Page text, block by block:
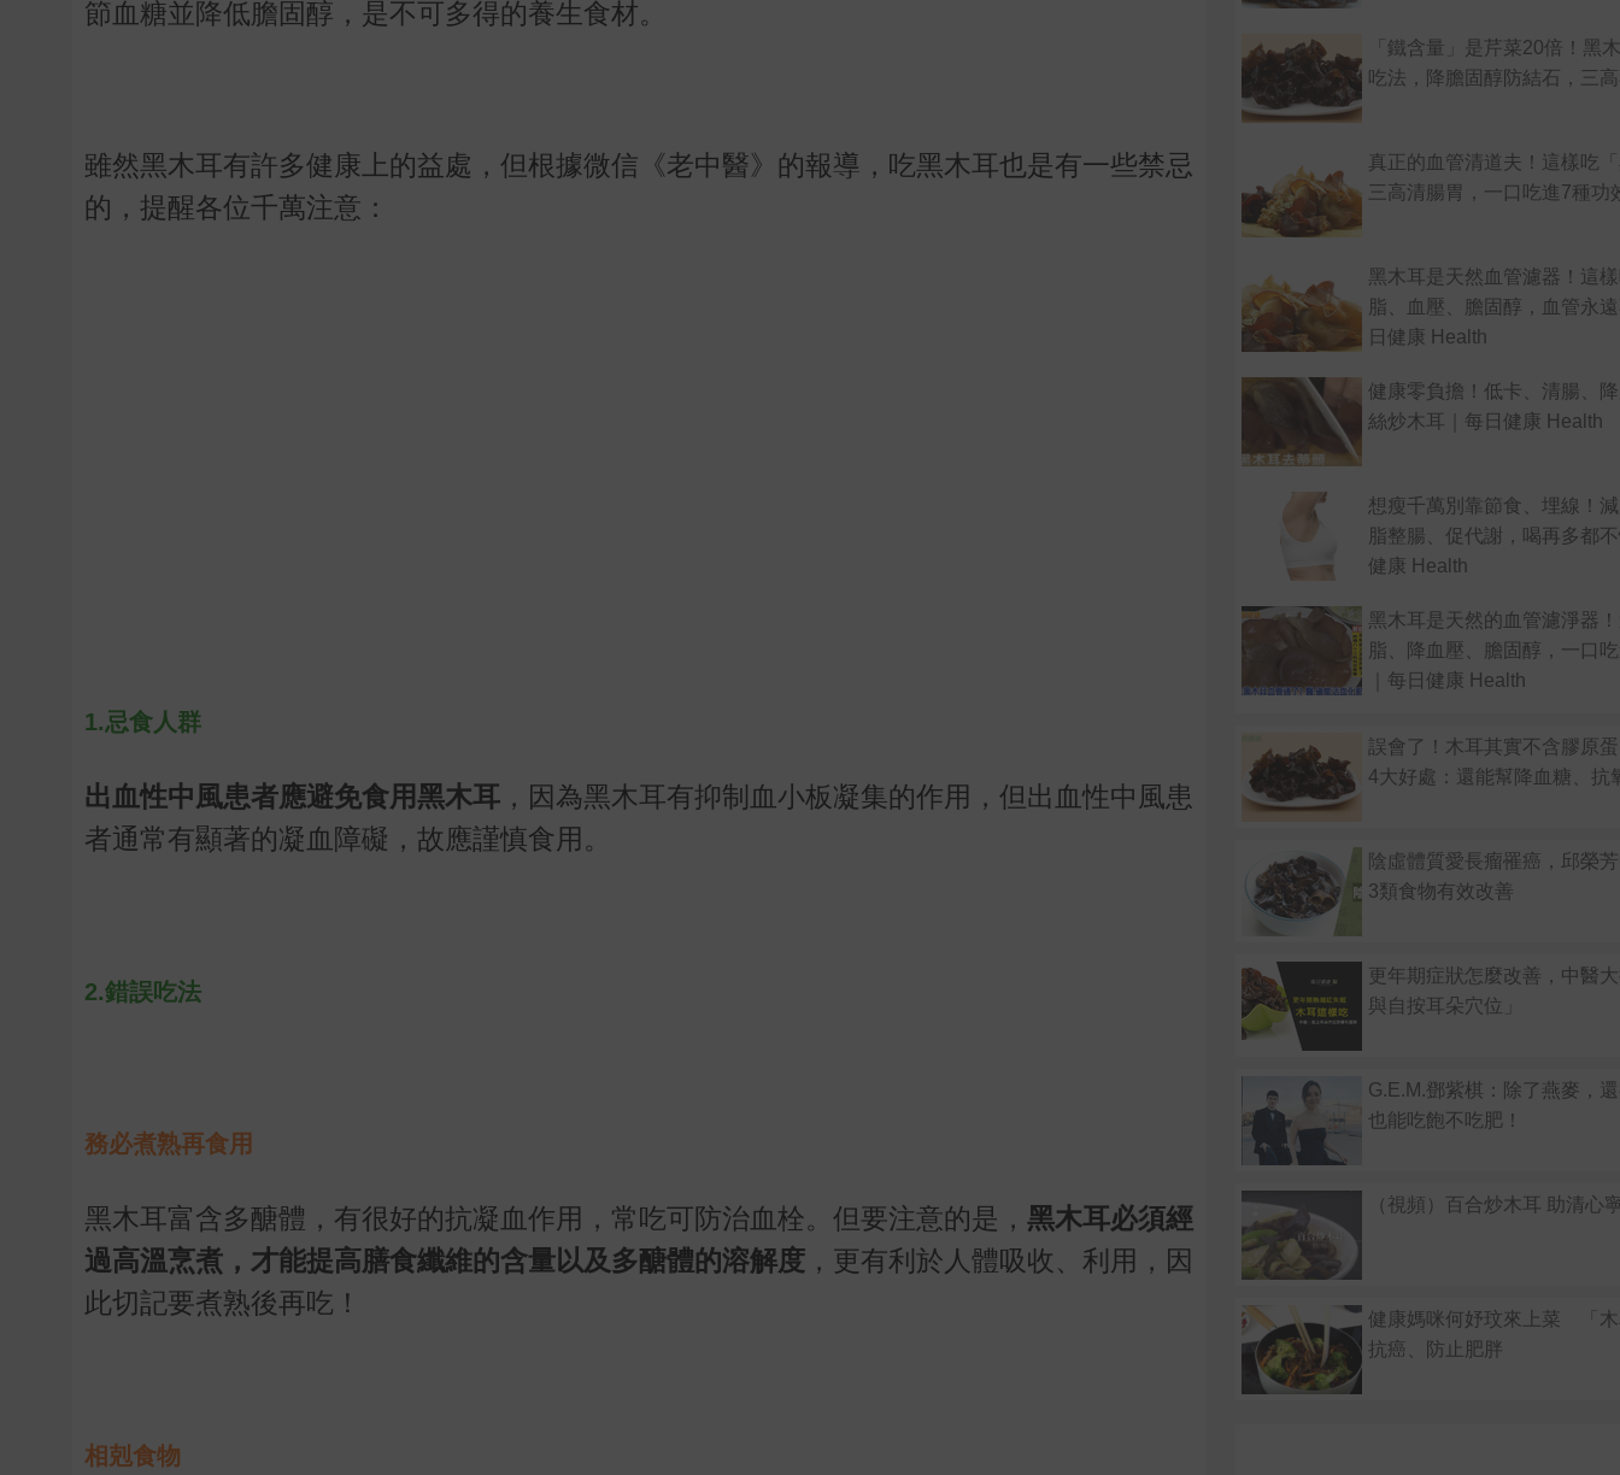
節血糖並降低膽固醇，是不可多得的養生食材。
雖然黑木耳有許多健康上的益處，但根據微信《老中醫》的報導，吃黑木耳也是有一些禁忌
的，提醒各位千萬注意：
1.忌食人群
出血性中風患者應避免食用黑木耳 ，因為黑木耳有抑制血小板凝集的作用，但出血性中風患
者通常有顯著的凝血障礙，故應謹慎食用。
2.錯誤吃法
務必煮熟再食用
黑木耳富含多醣體，有很好的抗凝血作用，常吃可防治血栓。但要注意的是， 黑木耳必須經
過高溫烹煮，才能提高膳食纖維的含量以及多醣體的溶解度 ，更有利於人體吸收、利用，因
此切記要煮熟後再吃！
相剋食物
「鐵含量」是芹菜20倍！黑
吃法，降膽固醇防結石，三
真正的血管清道夫！這樣吃
三高清腸胃，一口吃進7種功
黑木耳是天然血管濾器！這
脂、血壓、膽固醇，血管永
日健康 Health
健康零負擔！低卡、清腸、
絲炒木耳｜每日健康 Health
想瘦千萬別靠節食、埋線！
脂整腸、促代謝，喝再多都
健康 Health
黑木耳是天然的血管濾淨器
脂、降血壓、膽固醇，一口
｜每日健康 Health
誤會了！木耳其實不含膠原
4大好處：還能幫降血糖、抗
陰虛體質愛長瘤罹癌，邱榮
3類食物有效改善
更年期症狀怎麼改善，中醫
與自按耳朵穴位」
G.E.M.鄧紫棋：除了燕麥，
也能吃飽不吃肥！
（視頻）百合炒木耳 助清心
健康媽咪何妤玟來上菜 「
抗癌、防止肥胖